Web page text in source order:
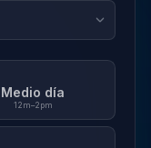
Medio día
12m–2pm